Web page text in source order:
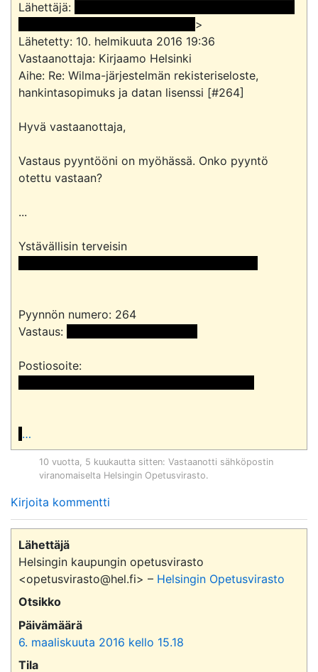
Lähettäjä:
>
Lähetetty: 10. helmikuuta 2016 19:36
Vastaanottaja: Kirjaamo Helsinki
Aihe: Re: Wilma-järjestelmän rekisteriseloste,
hankintasopimuks ja datan lisenssi [#264]
Hyvä vastaanottaja,
Vastaus pyyntööni on myöhässä. Onko pyyntö
otettu vastaan?
...
Pyynnön numero: 264
Vastaus:
…
10 vuotta, 5 kuukautta sitten: Vastaanotti sähköpostin
viranomaiselta Helsingin Opetusvirasto.
Kirjoita kommentti
Lähettäjä
Helsingin kaupungin opetusvirasto
<opetusvirasto@hel.fi> – Helsingin Opetusvirasto
Otsikko
Päivämäärä
6. maaliskuuta 2016 kello 15.18
Tila